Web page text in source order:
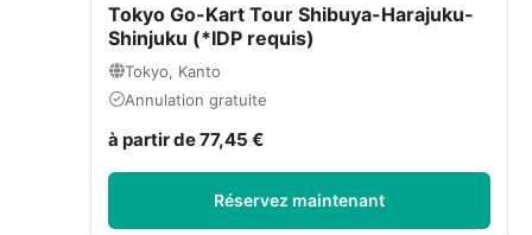
Tokyo Go-Kart Tour Shibuya-Harajuku-
Shinjuku (*IDP requis)
Tokyo, Kanto
Annulation gratuite
à partir de 77,45 €
Réservez maintenant